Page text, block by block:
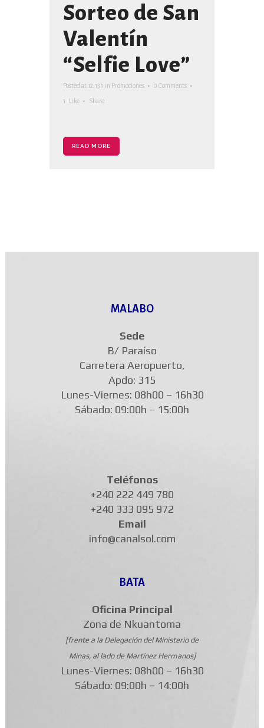
Sorteo de San
Valentín
“Selfie Love”
Posted at 12:13h in Promociones 0 Comments
1 Like Share
READ MORE
MALABO
Sede
B/ Paraíso
Carretera Aeropuerto,
Apdo: 315
Lunes-Viernes: 08h00 – 16h30
Sábado: 09:00h – 15:00h
Teléfonos
+240 222 449 780
+240 333 095 972
Email
info@canalsol.com
BATA
Oficina Principal
Zona de Nkuantoma
[frente a la Delegación del Ministerio de
Minas, al lado de Martínez Hermanos]
Lunes-Viernes: 08h00 – 16h30
Sábado: 09:00h – 14:00h